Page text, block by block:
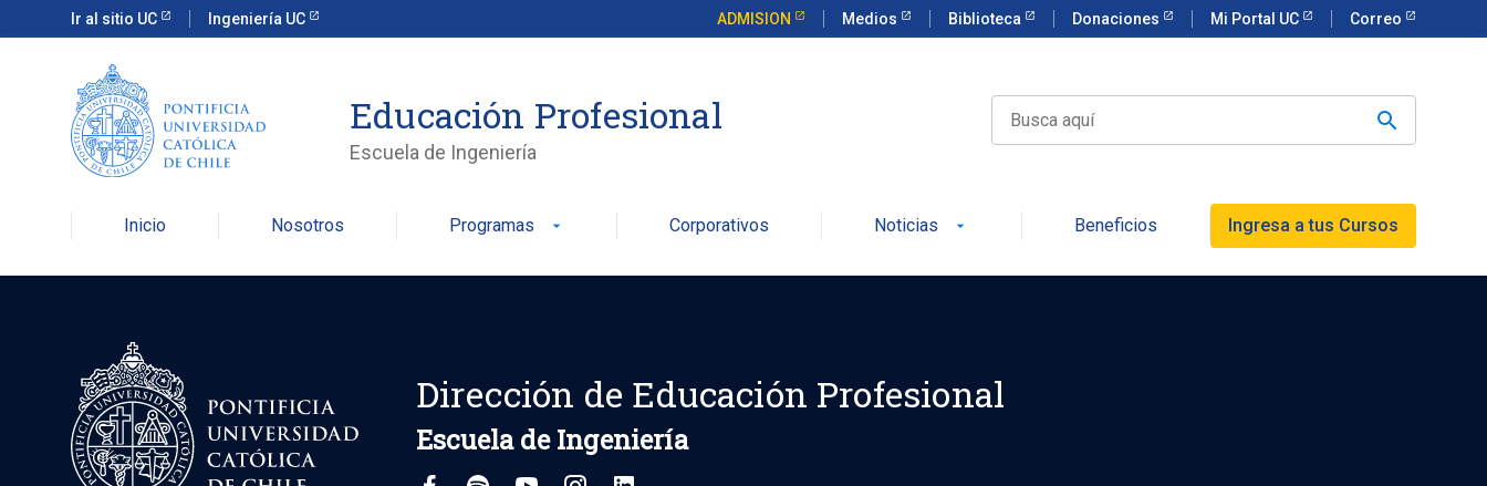
Ir al sitio UC Ingeniería UC ADMISION Medios Biblioteca Donaciones Mi Portal UC Correo
Educación Profesional
Escuela de Ingeniería
Inicio Nosotros Programas arrow_drop_down Corporativos Noticias arrow_drop_down Beneficios Ingresa a tus Cursos
Dirección de Educación Profesional
Escuela de Ingeniería